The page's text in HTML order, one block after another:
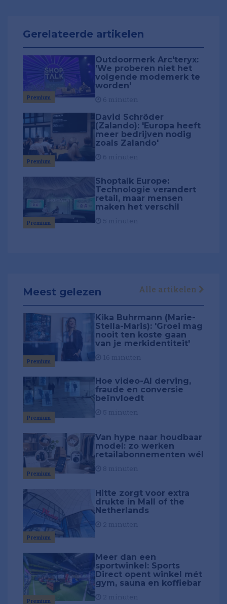
Gerelateerde artikelen
Premium
Outdoormerk Arc'teryx:
'We proberen niet het
volgende modemerk te
worden'
Premium
David Schröder
(Zalando): 'Europa heeft
meer bedrijven nodig
zoals Zalando'
Premium
Shoptalk Europe:
Technologie verandert
retail, maar mensen
maken het verschil
Meest gelezen Alle artikelen
Premium
Kika Buhrmann (Marie-
Stella-Maris): 'Groei mag
nooit ten koste gaan
van je merkidentiteit'
Premium
Hoe video-AI derving,
fraude en conversie
beïnvloedt
Premium
Van hype naar houdbaar
model: zo werken
retailabonnementen wél
Premium
Hitte zorgt voor extra
drukte in Mall of the
Netherlands
Premium
Meer dan een
sportwinkel: Sports
Direct opent winkel mét
gym, sauna en koffiebar